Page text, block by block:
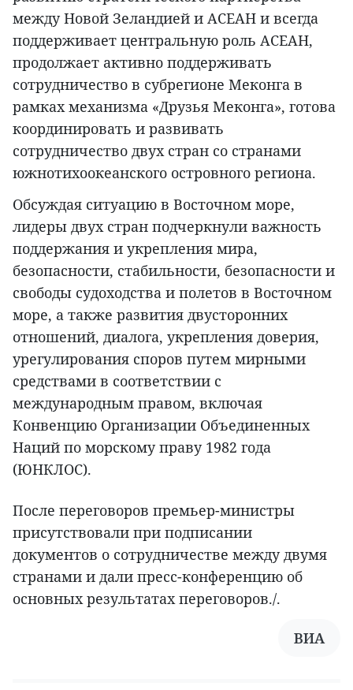
между Новой Зеландией и АСЕАН и всегда
поддерживает центральную роль АСЕАН,
продолжает активно поддерживать
сотрудничество в субрегионе Меконга в
рамках механизма «Друзья Меконга», готова
координировать и развивать
сотрудничество двух стран со странами
южнотихоокеанского островного региона.
Обсуждая ситуацию в Восточном море,
лидеры двух стран подчеркнули важность
поддержания и укрепления мира,
безопасности, стабильности, безопасности и
свободы судоходства и полетов в Восточном
море, а также развития двусторонних
отношений, диалога, укрепления доверия,
урегулирования споров путем мирными
средствами в соответствии с
международным правом, включая
Конвенцию Организации Объединенных
Наций по морскому праву 1982 года
(ЮНКЛОС).
После переговоров премьер-министры
присутствовали при подписании
документов о сотрудничестве между двумя
странами и дали пресс-конференцию об
основных результатах переговоров./.
ВИА